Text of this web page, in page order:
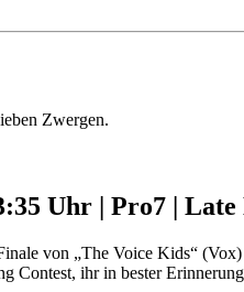
Zwergen.
Uhr | Pro7 |
von „The Voice Kids“
Contest, ihr in bester